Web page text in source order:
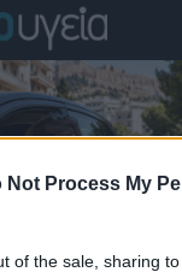
Not Process My
of the sale, sharing